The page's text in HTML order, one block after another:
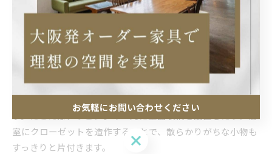
に依頼し、実績や事例を比較することをおすすめします。
オーダー家具で叶える収納と配置の最適解
オーダー家具の調整によって、収納力と配置の自由度が格段
に高まります。それぞれの生活スタイルや家族構成に合わせ
す。たとえば、リビングの一角に壁面収納を設置したり、寝
室にクローゼットを造作することで、散らかりがちな小物も
すっきりと片付きます。
お気軽にお問い合わせください
お気軽にお問い合わせください